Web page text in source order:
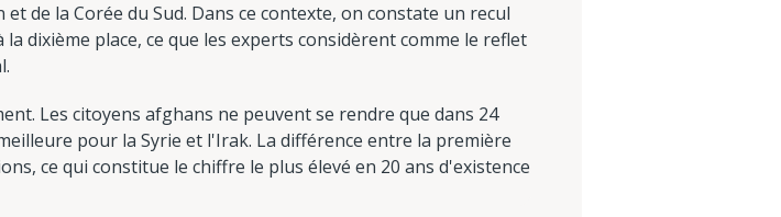
de la Corée du Sud. Dans ce contexte, on constate un recul
dixième place, ce que les experts considèrent comme le reflet
Les citoyens afghans ne peuvent se rendre que dans 24
pour la Syrie et l'Irak. La différence entre la première
ce qui constitue le chiffre le plus élevé en 20 ans d'existence